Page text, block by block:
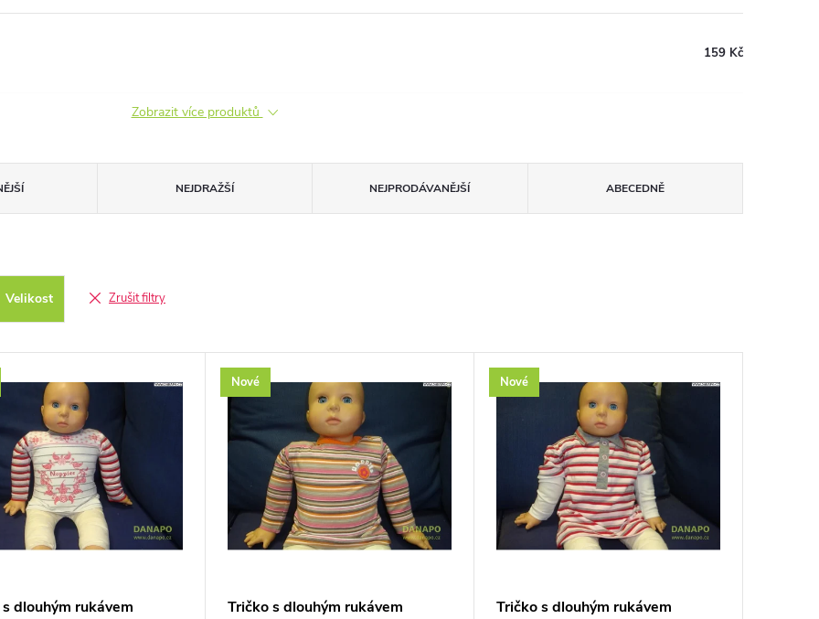
159 Kč
Zobrazit více produktů
NEJDRAŽŠÍ NEJPRODÁVANĚJŠÍ ABECEDNĚ
Velikost Zrušit filtry
dlouhým rukávem
Nové
Tričko s dlouhým rukávem
Nové
Tričko s dlouhým rukávem